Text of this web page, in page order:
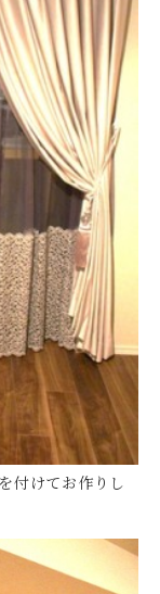
付けてお作りし